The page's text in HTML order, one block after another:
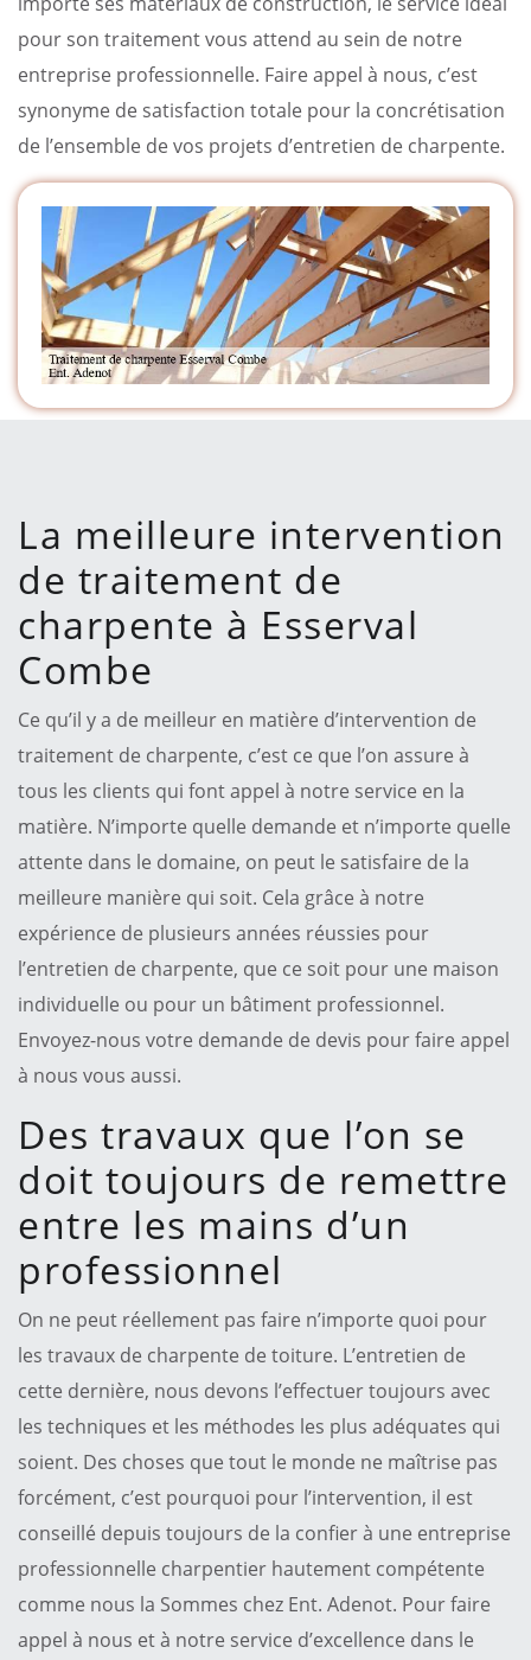
pour son traitement vous attend au sein de notre
entreprise professionnelle. Faire appel à nous, c’est
synonyme de satisfaction totale pour la concrétisation
de l’ensemble de vos projets d’entretien de charpente.
La meilleure intervention
de traitement de
charpente à Esserval
Combe
Ce qu’il y a de meilleur en matière d’intervention de
traitement de charpente, c’est ce que l’on assure à
tous les clients qui font appel à notre service en la
matière. N’importe quelle demande et n’importe quelle
attente dans le domaine, on peut le satisfaire de la
meilleure manière qui soit. Cela grâce à notre
expérience de plusieurs années réussies pour
l’entretien de charpente, que ce soit pour une maison
individuelle ou pour un bâtiment professionnel.
Envoyez-nous votre demande de devis pour faire appel
à nous vous aussi.
Des travaux que l’on se
doit toujours de remettre
entre les mains d’un
professionnel
On ne peut réellement pas faire n’importe quoi pour
les travaux de charpente de toiture. L’entretien de
cette dernière, nous devons l’effectuer toujours avec
les techniques et les méthodes les plus adéquates qui
soient. Des choses que tout le monde ne maîtrise pas
forcément, c’est pourquoi pour l’intervention, il est
conseillé depuis toujours de la confier à une entreprise
professionnelle charpentier hautement compétente
comme nous la Sommes chez Ent. Adenot. Pour faire
appel à nous et à notre service d’excellence dans le